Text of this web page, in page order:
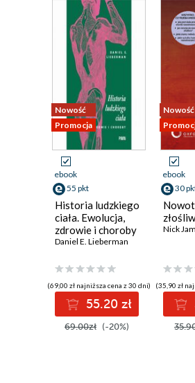
Nowość
Promocja
ebook
55 pkt
Historia ludzkiego
ciała. Ewolucja,
zdrowie i choroby
Daniel E. Lieberman
(69,00 zł najniższa cena z 30 dni)
55.20 zł
69.00zł (-20%)
Nowość
ebook
30
Nick
(35,90 zł